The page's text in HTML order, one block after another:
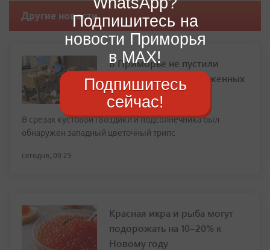
Другие новости
В Приморье не пустили
крупную партию зараженных
цветов из Китая
В срезах кустовой гвоздики и подсолнечника был
обнаружен западный цветочный трипс
сегодня, 00:25
Красная икра и рыба могут
подорожать на 10–20% к
Новому году
Подпишитесь на
новости Приморья
в MAX!
Подпишитесь
сейчас!